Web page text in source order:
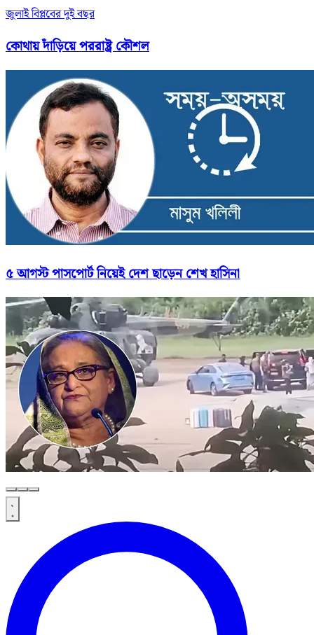
জুলাই বিপ্লবের দুই বছর
কোথায় দাঁড়িয়ে পররাষ্ট্র কৌশল
৫ আগস্ট পাসপোর্ট নিয়েই দেশ ছাড়েন শেখ হাসিনা